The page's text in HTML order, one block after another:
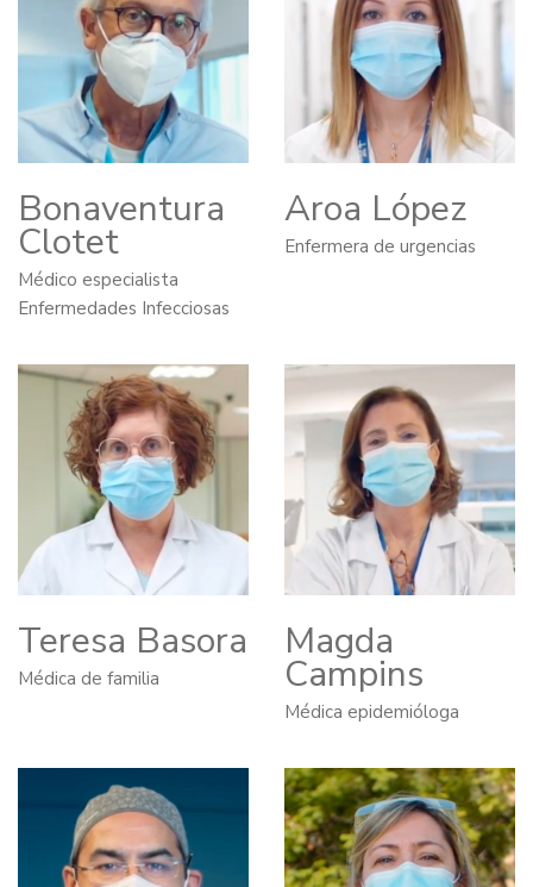
Bonaventura
Clotet
Médico especialista
Enfermedades Infecciosas
Aroa López
Enfermera de urgencias
Teresa Basora
Médica de familia
Magda
Campins
Médica epidemióloga